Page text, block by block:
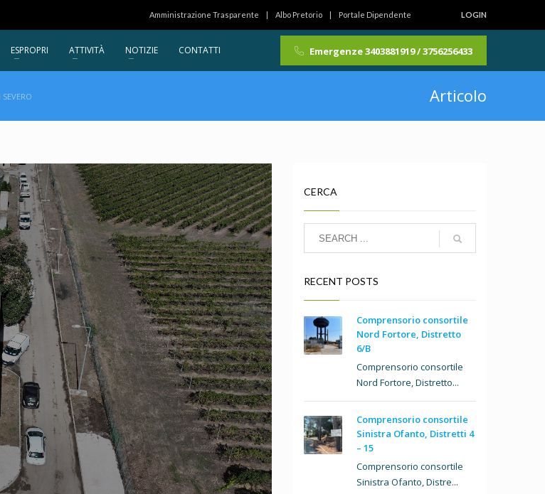
Amministrazione Trasparente Albo Pretorio Portale Dipendente LOGIN
ESPROPRI ATTIVITÀ NOTIZIE CONTATTI Emergenze 3403881919 / 3756256433
Articolo
CERCA
RECENT POSTS
Comprensorio consortile
Nord Fortore, Distretto
6/B
Comprensorio consortile
Nord Fortore, Distretto...
Comprensorio consortile
Sinistra Ofanto, Distretti 4
– 15
Comprensorio consortile
Sinistra Ofanto, Distre...